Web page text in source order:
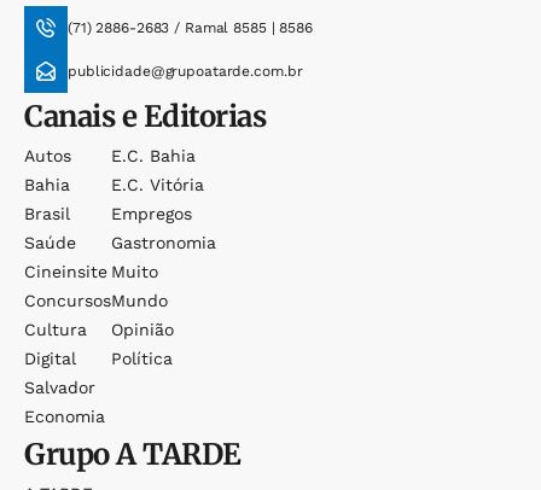
(71) 2886-2683 / Ramal 8585 | 8586
publicidade@grupoatarde.com.br
Canais e Editorias
Autos
Bahia
Brasil
Saúde
Cineinsite
Concursos
Cultura
Digital
Salvador
Economia
E.c. Bahia
E.c. Vitória
Empregos
Gastronomia
Muito
Mundo
Opinião
Política
GrupoA TARDE